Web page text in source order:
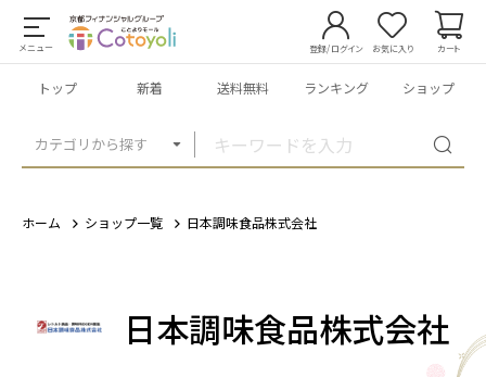
メニュー
カテゴリから探す
登録/ログイン お気に入り カート
トップ 新着 送料無料 ランキング ショップ
ホーム ショップ一覧 日本調味食品株式会社
日本調味食品株式会社